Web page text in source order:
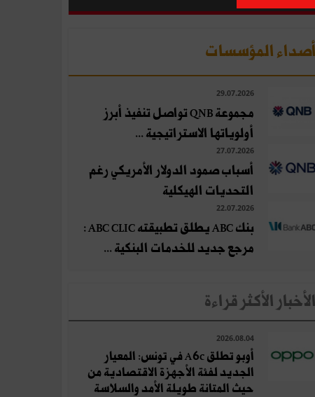
أصداء المؤسسات
29.07.2026
مجموعة QNB تواصل تنفيذ أبرز
أولوياتها الاستراتيجية ...
27.07.2026
أسباب صمود الدولار الأمريكي رغم
التحديات الهيكلية
22.07.2026
بنك ABC يطلق تطبيقته ABC CLIC :
مرجع جديد للخدمات البنكية ...
الأخبار الأكثر قراءة
2026.08.04
أوبو تطلق A6c في تونس: المعيار
الجديد لفئة الأجهزة الاقتصادية من
حيث المتانة طويلة الأمد والسلاسة